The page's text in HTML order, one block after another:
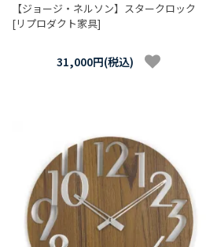
【ジョージ・ネルソン】スタークロック
[リプロダクト家具]
31,000円(税込)